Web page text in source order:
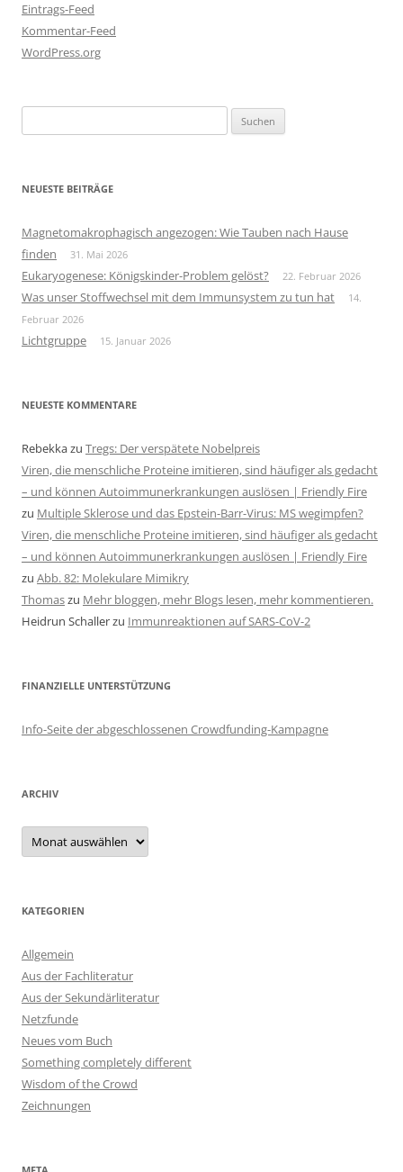
Eintrags-Feed
Kommentar-Feed
WordPress.org
nach:
NEUESTE BEITRÄGE
Magnetomakrophagisch angezogen: Wie Tauben nach Hause
finden
31. Mai 2026
Eukaryogenese: Königskinder-Problem gelöst? 22. Februar 2026
Was unser Stoffwechsel mit dem Immunsystem zu tun hat
14.
Februar 2026
Lichtgruppe 15. Januar 2026
NEUESTE KOMMENTARE
Rebekkazu Tregs: Der verspätete Nobelpreis
Viren, die menschliche Proteine imitieren, sind häufiger als gedacht
– und können Autoimmunerkrankungen auslösen | Friendly Fire
zu Multiple Sklerose und das Epstein-Barr-Virus: MS wegimpfen?
Viren, die menschliche Proteine imitieren, sind häufiger als gedacht
– und können Autoimmunerkrankungen auslösen | Friendly Fire
zu Abb. 82: Molekulare Mimikry
Thomaszu Mehr bloggen, mehr Blogs lesen, mehr kommentieren.
Heidrun Schallerzu Immunreaktionen auf SARS-CoV-2
FINANZIELLE UNTERSTÜTZUNG
Info-Seite der abgeschlossenen Crowdfunding-Kampagne
ARCHIV
Archiv
KATEGORIEN
Allgemein
Aus der Fachliteratur
Aus der Sekundärliteratur
Netzfunde
Neues vom Buch
Something completely different
Wisdom of the Crowd
Zeichnungen